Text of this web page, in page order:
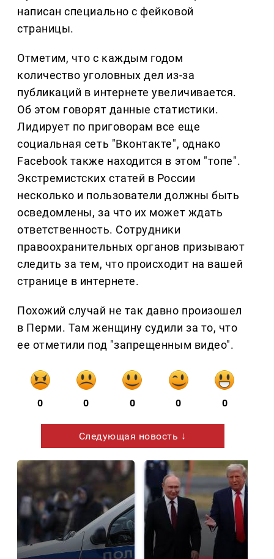
написан специально с фейковой
страницы.
Отметим, что с каждым годом
количество уголовных дел из-за
публикаций в интернете увеличивается.
Об этом говорят данные статистики.
Лидирует по приговорам все еще
социальная сеть "Вконтакте", однако
Facebook также находится в этом "топе".
Экстремистских статей в России
несколько и пользователи должны быть
осведомлены, за что их может ждать
ответственность. Сотрудники
правоохранительных органов призывают
следить за тем, что происходит на вашей
странице в интернете.
Похожий случай не так давно произошел
в Перми. Там женщину судили за то, что
ее отметили под "запрещенным видео".
0 0 0 0 0
Следующая новость ↓